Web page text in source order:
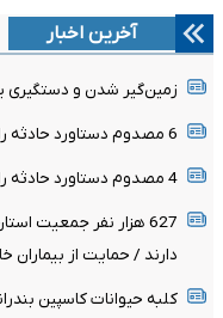
آخرین اخبار
زمین‌گیر شدن و دستگیری
6 مصدوم دستاورد حادثه رانندگی محور زنجان به بیجار
4 مصدوم دستاورد حادثه رانندگی محور اردبیل به سرچم
627 هزار نفر جمعیت
دارند / حمایت از بیماران
کلبه حیوانات کاسپین